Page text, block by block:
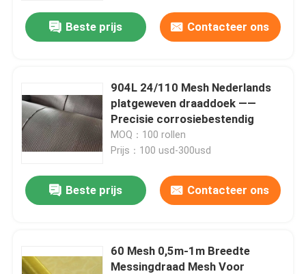
Geweven draaddoek
de omheining van de metaaldraad
Gelast Draadnetwerk
Het Netwerk van de metaalveiligheid
Beste prijs Contacteer ons
904L 24/110 Mesh Nederlands
platgeweven draaddoek ——
Precisie corrosiebestendig
MOQ：100 rollen
Prijs：100 usd-300usd
Beste prijs Contacteer ons
60 Mesh 0,5m-1m Breedte
Messingdraad Mesh Voor